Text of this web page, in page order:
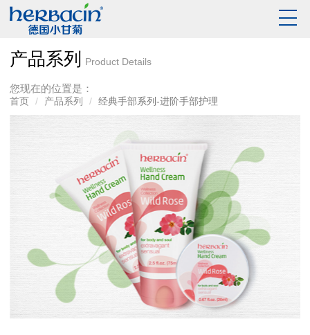
产品系列 Product Details
您现在的位置是：
首页 产品系列 经典手部系列-进阶手部护理